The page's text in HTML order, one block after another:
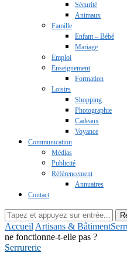
Sécurité
Animaux
Famille
Enfant – Bébé
Mariage
Emploi
Enseignement
Formation
Loisirs
Shopping
Photographie
Cadeaux
Voyance
Communication
Médias
Publicité
Référencement
Annuaires
Contact
Accueil Artisans & Bâtiment
ne fonctionne-t-elle pas ?
Serrurerie